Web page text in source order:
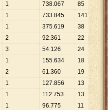
1 738.067 85
1 733.845 141 .
1 375.619 38 .
2 92.361 22
3 54.126 24 6.
1 155.634 18 .
2 61.360 19
1 127.856 13 9.
1 112.753 13
1 96.775 11 .